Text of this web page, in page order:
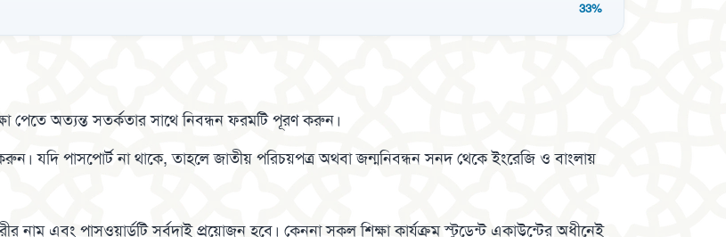
33%
পেতে অত্যন্ত সতর্কতার সাথে নিবন্ধন ফরমটি পূরণ করুন।
যদি পাসপোর্ট না থাকে, তাহলে জাতীয় পরিচয়পত্র অথবা জন্মনিবন্ধন সনদ থেকে ইংরেজি ও বাংলায়
নাম এবং পাসওয়ার্ডটি সর্বদাই প্রয়োজন হবে। কেননা সকল শিক্ষা কার্যক্রম স্টুডেন্ট একাউন্টের অধীনেই